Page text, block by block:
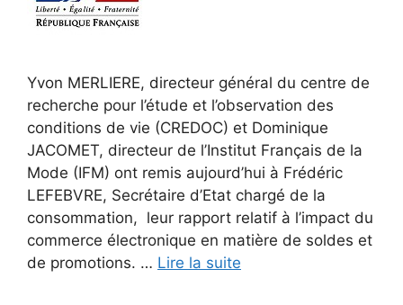
Yvon MERLIERE, directeur général du centre de
recherche pour l’étude et l’observation des
conditions de vie (CREDOC) et Dominique
JACOMET, directeur de l’Institut Français de la
Mode (IFM) ont remis aujourd’hui à Frédéric
LEFEBVRE, Secrétaire d’Etat chargé de la
consommation, leur rapport relatif à l’impact du
commerce électronique en matière de soldes et
de promotions. … Lire la suite